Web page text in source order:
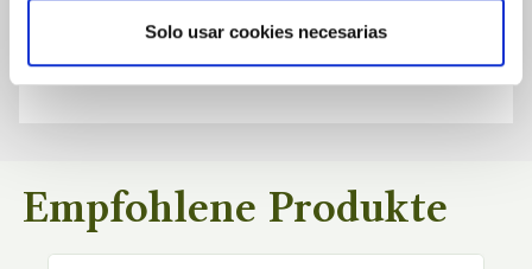
Solo usar cookies necesarias
Für dieses Produkt gibt es noch keine veröffentlichten Bewertungen.
Empfohlene Produkte